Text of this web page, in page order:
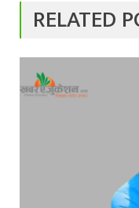
RELATED